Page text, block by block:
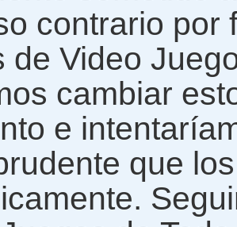
contrario por
de Video
cambiar
e
que